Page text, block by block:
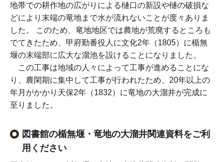
地帯での耕作地の広がりによる樋口の新設や樋の破損な
どにより末端の竜地まで水が流れないことが度々ありま
した。 このため、竜地地区では農地が荒廃するところも
でてきたため、甲府勤番役人に文化2年（1805）に楯無
堰の末端部に広大な溜池を設けることになりました。
この工事は地域の人々によって工事が進めることにな
り、農閑期に集中して工事が行われたため、20年以上の
年月がかかり天保2年（1832）に竜地の大溜井が完成に
至りました。
図書館の楯無堰・竜地の大溜井関連資料をご利
用ください